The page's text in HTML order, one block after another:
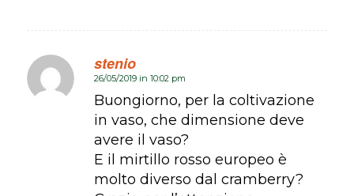
stenio
dice:
26/05/2019 in 10:02 pm
Buongiorno, per la coltivazione
in vaso, che dimensione deve
avere il vaso?
E il mirtillo rosso europeo è
molto diverso dal cramberry?